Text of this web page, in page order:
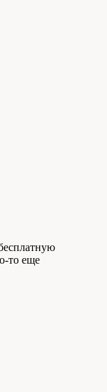
то еще